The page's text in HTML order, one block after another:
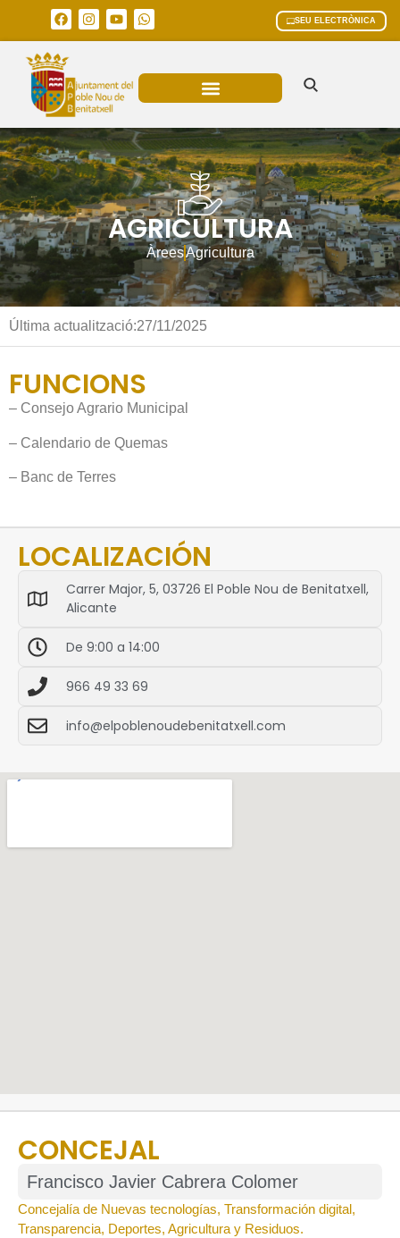
SEU ELECTRÒNICA
AGRICULTURA
ÀreesAgricultura
Última actualització:27/11/2025
FUNCIONS
– Consejo Agrario Municipal
– Calendario de Quemas
– Banc de Terres
LOCALIZACIÓN
Carrer Major, 5, 03726 El Poble Nou de Benitatxell,
Alicante
De 9:00 a 14:00
966 49 33 69
info@elpoblenoudebenitatxell.com
CONCEJAL
Francisco Javier Cabrera Colomer
Concejalía de Nuevas tecnologías, Transformación digital,
Transparencia, Deportes, Agricultura y Residuos.